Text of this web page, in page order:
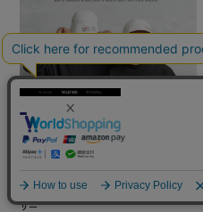
VY セーラーハット STENCIL WHITE【WP1
116】【キャンペーン対象外】【T】ミリタ
リー